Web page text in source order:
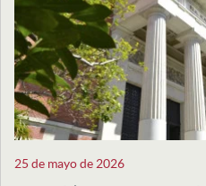
25 de mayo de 2026